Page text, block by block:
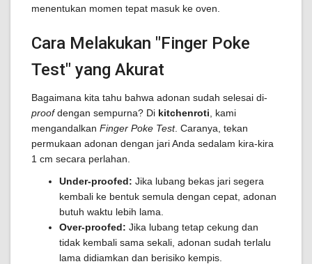
menentukan momen tepat masuk ke oven.
Cara Melakukan "Finger Poke
Test" yang Akurat
Bagaimana kita tahu bahwa adonan sudah selesai di-
proofdengan sempurna? Di kitchenroti , kami
mengandalkan Finger Poke Test. Caranya, tekan
permukaan adonan dengan jari Anda sedalam kira-kira
1 cm secara perlahan.
Under-proofed: Jika lubang bekas jari segera
kembali ke bentuk semula dengan cepat, adonan
butuh waktu lebih lama.
Over-proofed: Jika lubang tetap cekung dan
tidak kembali sama sekali, adonan sudah terlalu
lama didiamkan dan berisiko kempis.